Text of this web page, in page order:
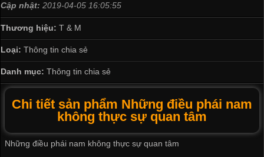
Cập nhật: 2019-04-05 16:05:55
Thương hiệu: T & M
Loại: Thông tin chia sẻ
Danh mục: Thông tin chia sẻ
Chi tiết sản phẩm Những điều phái nam
không thực sự quan tâm
Những điều phái nam không thực sự quan tâm